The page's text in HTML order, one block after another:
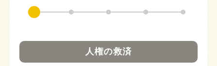
人権の救済